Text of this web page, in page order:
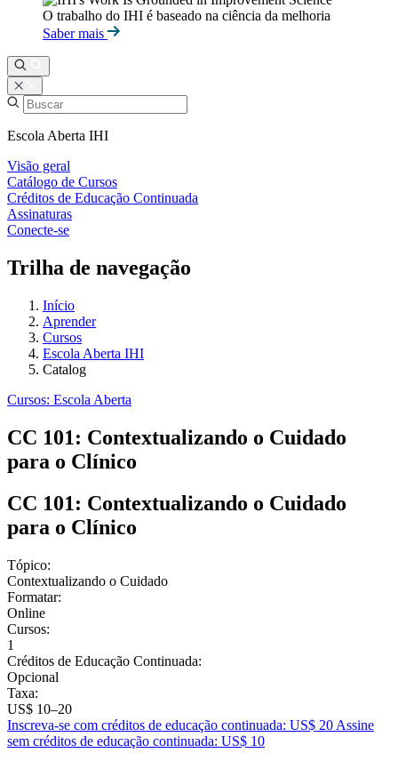
O trabalho do IHI é baseado na ciência da melhoria
Saber mais
Escola Aberta IHI
Visão geral
Catálogo de Cursos
Créditos de Educação Continuada
Assinaturas
Conecte-se
Trilha de navegação
Início
Aprender
Cursos
Escola Aberta IHI
Catalog
Cursos: Escola Aberta
CC 101: Contextualizando o Cuidado
para o Clínico
CC 101: Contextualizando o Cuidado
para o Clínico
Tópico:
Contextualizando o Cuidado
Formatar:
Online
Cursos:
1
Créditos de Educação Continuada:
Opcional
Taxa:
US$ 10–20
Inscreva-se com créditos de educação continuada: US$ 20 Assine
sem créditos de educação continuada: US$ 10